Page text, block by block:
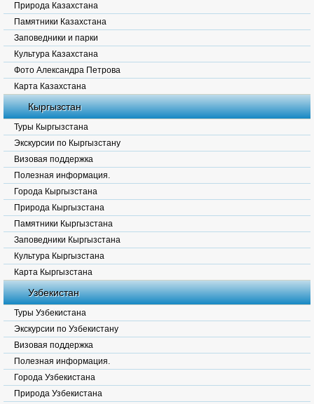
Природа Казахстана
Памятники Казахстана
Заповедники и парки
Культура Казахстана
Фото Александра Петрова
Карта Казахстана
Кыргызстан
Туры Кыргызстана
Экскурсии по Кыргызстану
Визовая поддержка
Полезная информация.
Города Кыргызстана
Природа Кыргызстана
Памятники Кыргызстана
Заповедники Кыргызстана
Культура Кыргызстана
Карта Кыргызстана
Узбекистан
Туры Узбекистана
Экскурсии по Узбекистану
Визовая поддержка
Полезная информация.
Города Узбекистана
Природа Узбекистана